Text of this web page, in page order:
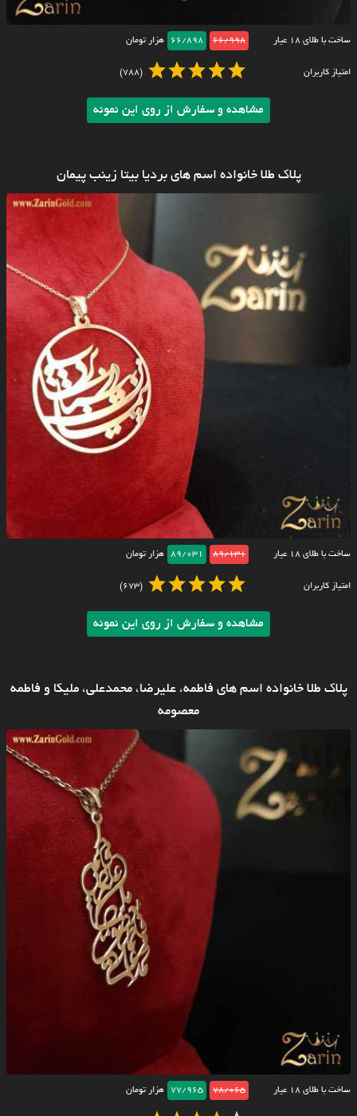
ساخت با طلای ۱۸ عیار 66/998
66/898 هزار تومان
امتیاز کاربران (788)
مشاهده و سفارش از روی این نمونه
پلاک طلا خانواده اسم های بردیا بیتا زینب پیمان
ساخت با طلای ۱۸ عیار 89/131
89/031 هزار تومان
امتیاز کاربران (673)
مشاهده و سفارش از روی این نمونه
پلاک طلا خانواده اسم های فاطمه، علیرضا، محمدعلی، ملیکا و فاطمه
معصومه
ساخت با طلای ۱۸ عیار 78/065
77/965 هزار تومان